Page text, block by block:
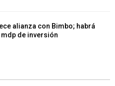
alianza con Bimbo; habrá
de inversión